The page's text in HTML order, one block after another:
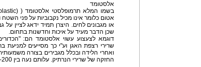
אלסטומד
אטום כלומר אינו מכיל נקבוביות על פני השטח
או מגבונים לחים. היצרן תמיד ידאג לציין
שכן הדבר מעיד על איכות וחדשנות בתחום.
דוגמא לצעצוע עשוי אלסטומד הם:
שרירי רצפת האגן וע"י כך מסייעים למניעת
ואחרי הלידה ובכלל מגבירים בצורה
החזקה של שרירי הנרתיק. עלותם נעה בין 152-200 ₪.